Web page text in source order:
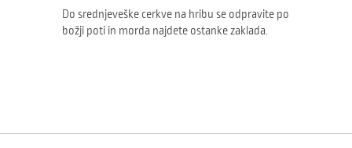
Do srednjeveške cerkve na hribu se odpravite po
božji poti in morda najdete ostanke zaklada.